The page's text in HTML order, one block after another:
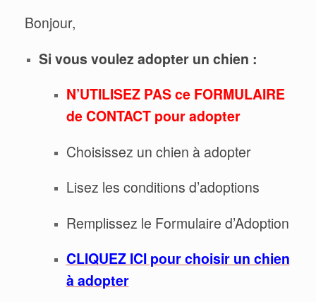
Bonjour,
Si vous voulez adopter un chien :
N’UTILISEZ PAS ce FORMULAIRE
de CONTACT pour adopter
Choisissez un chien à adopter
Lisez les conditions d’adoptions
Remplissez le Formulaire d’Adoption
CLIQUEZ ICI pour choisir un chien
à adopter